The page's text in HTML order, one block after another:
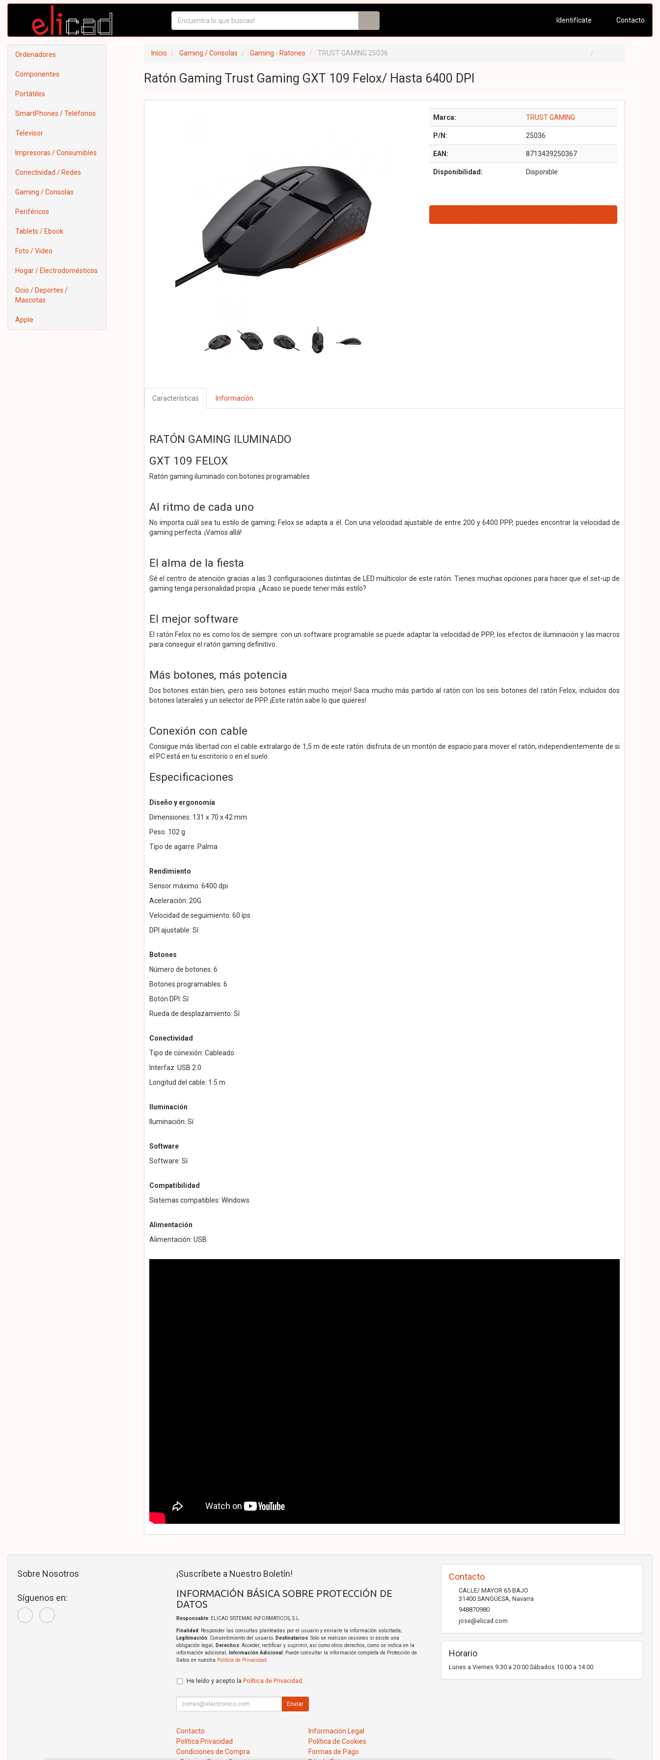
Identifícate Contacto
Ordenadores
Componentes
Portátiles
SmartPhones / Teléfonos
Televisor
Impresoras / Consumibles
Conectividad / Redes
Gaming / Consolas
Periféricos
Tablets / Ebook
Foto / Video
Hogar / Electrodomésticos
Ocio / Deportes /
Mascotas
Apple
Inicio Gaming / Consolas Gaming - Ratones TRUST GAMING 25036
Ratón Gaming Trust Gaming GXT 109 Felox/ Hasta 6400 DPI
Marca: TRUST GAMING
P/N: 25036
EAN: 8713439250367
Disponibilidad: Disponible
Características Información
RATÓN GAMING ILUMINADO
GXT 109 FELOX
Ratón gaming iluminado con botones programables
Al ritmo de cada uno
No importa cuál sea tu estilo de gaming; Felox se adapta a él. Con una velocidad ajustable de entre 200 y 6400 PPP, puedes encontrar la velocidad de
gaming perfecta. ¡Vamos allá!
El alma de la fiesta
Sé el centro de atención gracias a las 3 configuraciones distintas de LED multicolor de este ratón. Tienes muchas opciones para hacer que el set-up de
gaming tenga personalidad propia. ¿Acaso se puede tener más estilo?
El mejor software
El ratón Felox no es como los de siempre: con un software programable se puede adaptar la velocidad de PPP, los efectos de iluminación y las macros
para conseguir el ratón gaming definitivo.
Más botones, más potencia
Dos botones están bien, ¡pero seis botones están mucho mejor! Saca mucho más partido al ratón con los seis botones del ratón Felox, incluidos dos
botones laterales y un selector de PPP. ¡Este ratón sabe lo que quieres!
Conexión con cable
Consigue más libertad con el cable extralargo de 1,5 m de este ratón: disfruta de un montón de espacio para mover el ratón, independientemente de si
el PC está en tu escritorio o en el suelo.
Especificaciones
Diseño y ergonomía
Dimensiones: 131 x 70 x 42 mm
Peso: 102 g
Tipo de agarre: Palma
Rendimiento
Sensor máximo: 6400 dpi
Aceleración: 20G
Velocidad de seguimiento: 60 ips
DPI ajustable: Sí
Botones
Número de botones: 6
Botones programables: 6
Botón DPI: Sí
Rueda de desplazamiento: Sí
Conectividad
Tipo de conexión: Cableado
Interfaz: USB 2.0
Longitud del cable: 1.5 m
Iluminación
Iluminación: Sí
Software
Software: Sí
Compatibilidad
Sistemas compatibles: Windows
Alimentación
Alimentación: USB
Sobre Nosotros
Síguenos en:
¡Suscríbete a Nuestro Boletín!
INFORMACIÓN BÁSICA SOBRE PROTECCIÓN DE
DATOS
Responsable: ELICAD SISTEMAS INFORMATICOS, S.L.
Finalidad: Responder las consultas planteadas por el usuario y enviarle la información solicitada;
Legitimación: Consentimiento del usuario; Destinatarios: Solo se realizan cesiones si existe una
obligación legal; Derechos: Acceder, rectificar y suprimir, así como otros derechos, como se indica en la
información adicional;
Información Adicional : Puede consultar la información completa de Protección de
Datos en nuestra Política de Privacidad
He leído y acepto la Política de Privacidad
Enviar
Contacto
Información Legal
Política Privacidad
Política de Cookies
Condiciones de Compra
Formas de Pago
Contacto
CALLE/ MAYOR 65 BAJO
31400 SANGÜESA Navarra
948870980
jose@elicad.com
Horario
Lunes a Viernes 9:30 a 20:00 Sábados 10.00 a 14.00